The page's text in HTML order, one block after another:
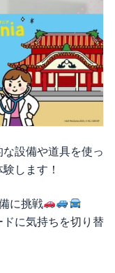
設備や道具を使っ
します！
に挑戦
に気持ちを切り替